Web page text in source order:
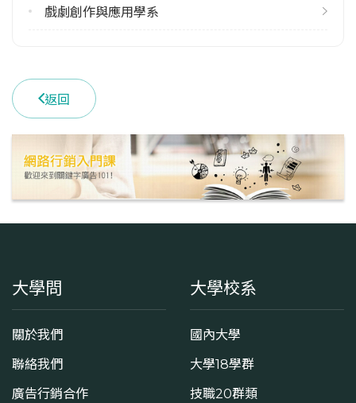
戲劇創作與應用學系
返回
大學問
關於我們
聯絡我們
廣告行銷合作
大學校系
國內大學
大學18學群
技職20群類